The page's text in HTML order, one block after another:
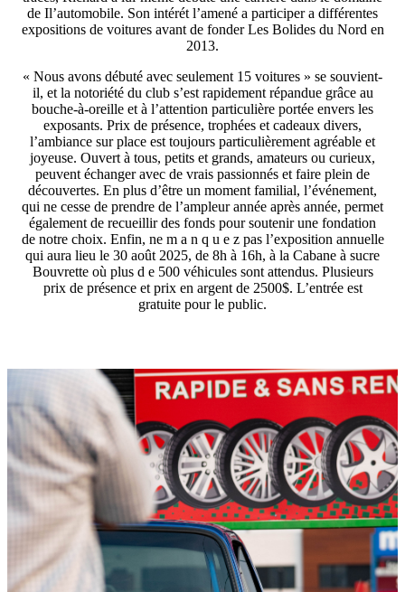
de Il’automobile. Son intérét l’amené a participer a différentes
expositions de voitures avant de fonder Les Bolides du Nord en
2013.
« Nous avons débuté avec seulement 15 voitures » se souvient-
il, et la notoriété du club s’est rapidement répandue grâce au
bouche-à-oreille et à l’attention particulière portée envers les
exposants. Prix de présence, trophées et cadeaux divers,
l’ambiance sur place est toujours particulièrement agréable et
joyeuse. Ouvert à tous, petits et grands, amateurs ou curieux,
peuvent échanger avec de vrais passionnés et faire plein de
découvertes. En plus d’être un moment familial, l’événement,
qui ne cesse de prendre de l’ampleur année après année, permet
également de recueillir des fonds pour soutenir une fondation
de notre choix. Enfin, ne m a n q u e z pas l’exposition annuelle
qui aura lieu le 30 août 2025, de 8h à 16h, à la Cabane à sucre
Bouvrette où plus d e 500 véhicules sont attendus. Plusieurs
prix de présence et prix en argent de 2500$. L’entrée est
gratuite pour le public.